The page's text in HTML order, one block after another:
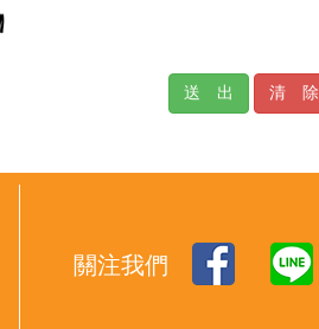
送 出 清 除
關注我們